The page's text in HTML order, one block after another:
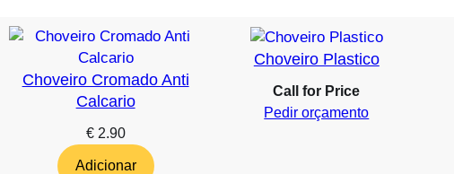
Choveiro Cromado Anti
Calcario
€2.90
Adicionar
Choveiro Plastico
Call for Price
Pedir orçamento